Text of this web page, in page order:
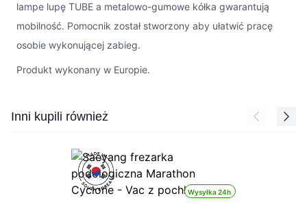
lampe lupę TUBE a metalowo-gumowe kółka gwarantują
mobilność. Pomocnik został stworzony aby ułatwić pracę
osobie wykonującej zabieg.
Produkt wykonany w Europie.
Press to skip carousel
Inni kupili również
Wysyłka 24h